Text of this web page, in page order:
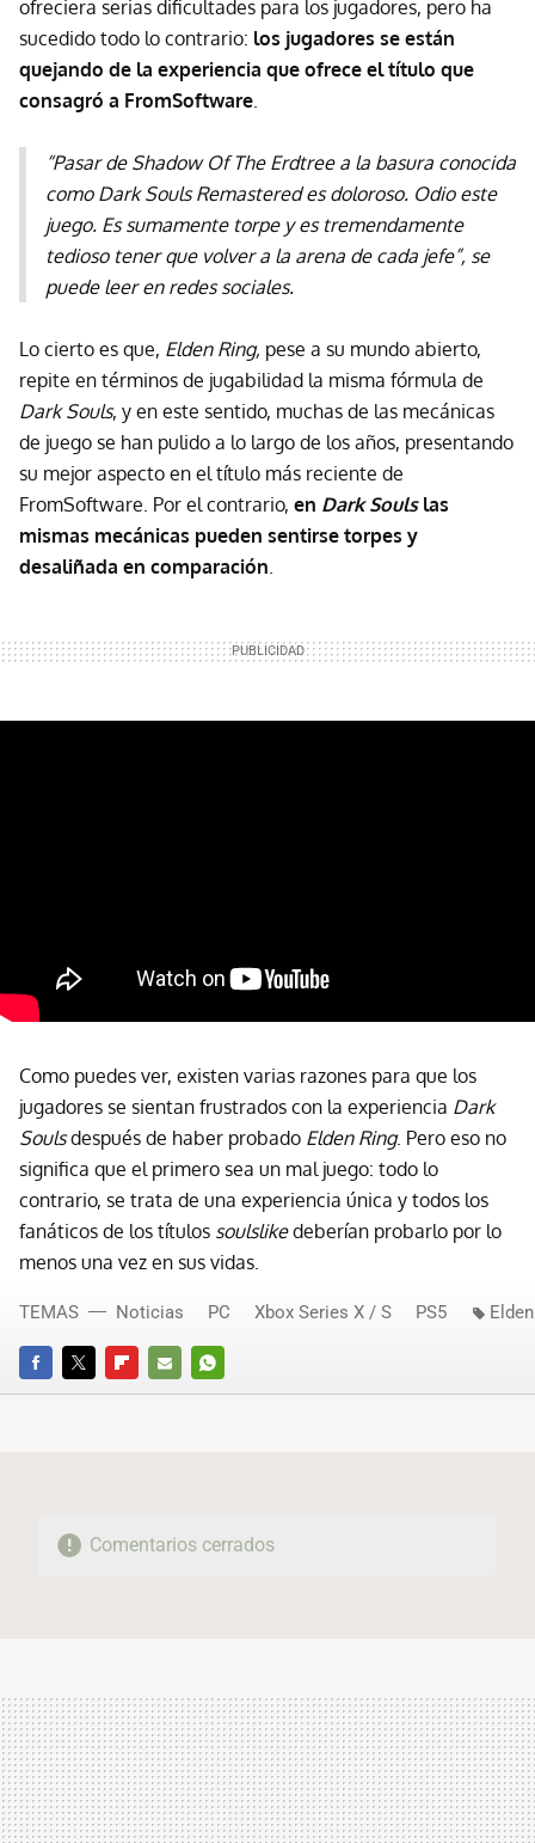
ofreciera serias dificultades para los jugadores, pero ha
sucedido todo lo contrario: los jugadores se están
quejando de la experiencia que ofrece el título que
consagró a FromSoftware.
“Pasar de Shadow Of The Erdtreea la basura conocida
como Dark Souls Remasteredes doloroso. Odio este
juego. Es sumamente torpe y es tremendamente
tedioso tener que volver a la arena de cada jefe”, se
puede leer en redes sociales.
Lo cierto es que, Elden Ring, pese a su mundo abierto,
repite en términos de jugabilidad la misma fórmula de
Dark Souls, y en este sentido, muchas de las mecánicas
de juego se han pulido a lo largo de los años, presentando
su mejor aspecto en el título más reciente de
FromSoftware. Por el contrario, en Dark Soulslas
mismas mecánicas pueden sentirse torpes y
desaliñada en comparación.
Como puedes ver, existen varias razones para que los
jugadores se sientan frustrados con la experiencia Dark
Soulsdespués de haber probado Elden Ring. Pero eso no
significa que el primero sea un mal juego: todo lo
contrario, se trata de una experiencia única y todos los
fanáticos de los títulos soulslikedeberían probarlo por lo
menos una vez en sus vidas.
FACEBOOKTWITTERFLIPBOARD
E-
WHATSAPP
TEMAS Noticias PC Xbox Series X / S PS5
Comentarios cerrados